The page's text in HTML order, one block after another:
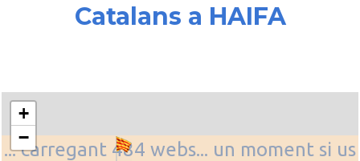
Catalans a HAIFA
... carregant 484 webs... un moment si us
+
−